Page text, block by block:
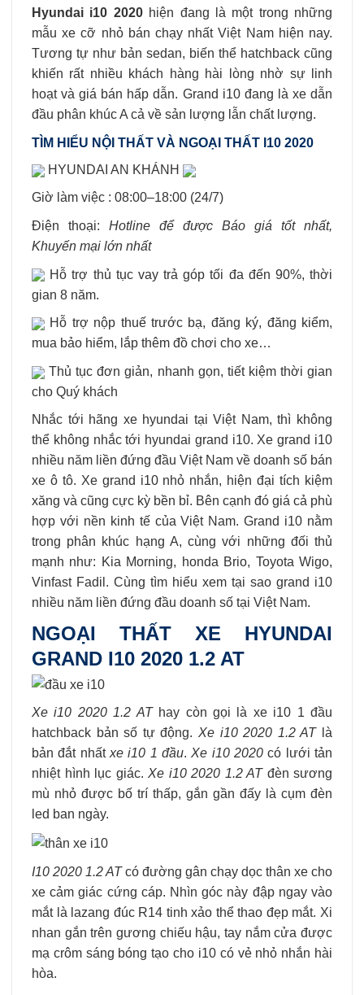
Hyundai i10 2020hiện đang là một trong những
mẫu xe cỡ nhỏ bán chạy nhất Việt Nam hiện nay.
Tương tự như bản sedan, biến thể hatchback cũng
khiến rất nhiều khách hàng hài lòng nhờ sự linh
hoạt và giá bán hấp dẫn. Grand i10 đang là xe dẫn
đầu phân khúc A cả về sản lượng lẫn chất lượng.
TÌM HIỂU NỘI THẤT VÀ NGOẠI THẤT I10 2020
HYUNDAI AN KHÁNH
Giờ làm việc : 08:00–18:00 (24/7)
Điện thoại: Hotline để được Báo giá tốt nhất,
Khuyến mại lớn nhất
Hỗ trợ thủ tục vay trả góp tối đa đến 90%, thời
gian 8 năm.
Hỗ trợ nộp thuế trước bạ, đăng ký, đăng kiểm,
mua bảo hiểm, lắp thêm đồ chơi cho xe…
Thủ tục đơn giản, nhanh gọn, tiết kiệm thời gian
cho Quý khách
Nhắc tới hãng xe hyundai tại Việt Nam, thì không
thể không nhắc tới hyundai grand i10. Xe grand i10
nhiều năm liền đứng đầu Việt Nam về doanh số bán
xe ô tô. Xe grand i10 nhỏ nhắn, hiện đại tích kiệm
xăng và cũng cực kỳ bền bỉ. Bên cạnh đó giá cả phù
hợp với nền kinh tế của Việt Nam. Grand i10 nằm
trong phân khúc hạng A, cùng với những đối thủ
mạnh như: Kia Morning, honda Brio, Toyota Wigo,
Vinfast Fadil. Cùng tìm hiểu xem tại sao grand i10
nhiều năm liền đứng đầu doanh số tại Việt Nam.
NGOẠI THẤT XE HYUNDAI
GRAND I10 2020 1.2 AT
Xe i10 2020 1.2 AThay còn gọi là xe i10 1 đầu
hatchback bản số tự động. Xe i10 2020 1.2 AT là
bản đắt nhất xe i10 1 đầu.Xe i10 2020có lưới tản
nhiệt hình lục giác. Xe i10 2020 1.2 AT đèn sương
mù nhỏ được bố trí thấp, gắn gần đấy là cụm đèn
led ban ngày.
I10 2020 1.2 ATcó đường gân chạy dọc thân xe cho
xe cảm giác cứng cáp. Nhìn góc này đập ngay vào
mắt là lazang đúc R14 tinh xảo thể thao đẹp mắt. Xi
nhan gắn trên gương chiếu hậu, tay nắm cửa được
mạ crôm sáng bóng tạo cho i10 có vẻ nhỏ nhắn hài
hòa.